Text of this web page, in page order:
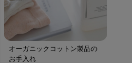
オーガニックコットン製品の
お手入れ